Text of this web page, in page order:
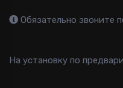
Обязательно звоните
На установку по